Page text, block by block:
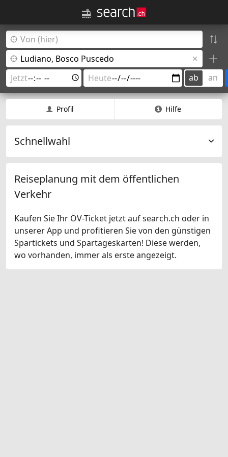
ab an
Profil Hilfe
Schnellwahl
Reiseplanung mit dem öffentlichen
Verkehr
Kaufen Sie Ihr ÖV-Ticket jetzt auf search.ch oder in
unserer App und profitieren Sie von den günstigen
Spartickets und Spartageskarten! Diese werden,
wo vorhanden, immer als erste angezeigt.